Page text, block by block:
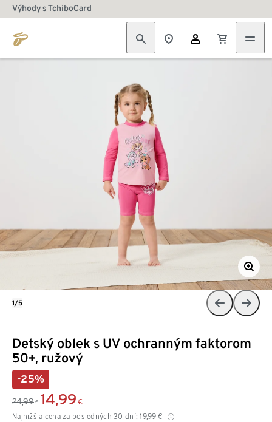
Výhody s TchiboCard
Detský oblek s UV ochranným faktorom
50+, ružový
-25%
24,99 € 14,99 €
Najnižšia cena za posledných 30 dní: 19,99 €
1/5